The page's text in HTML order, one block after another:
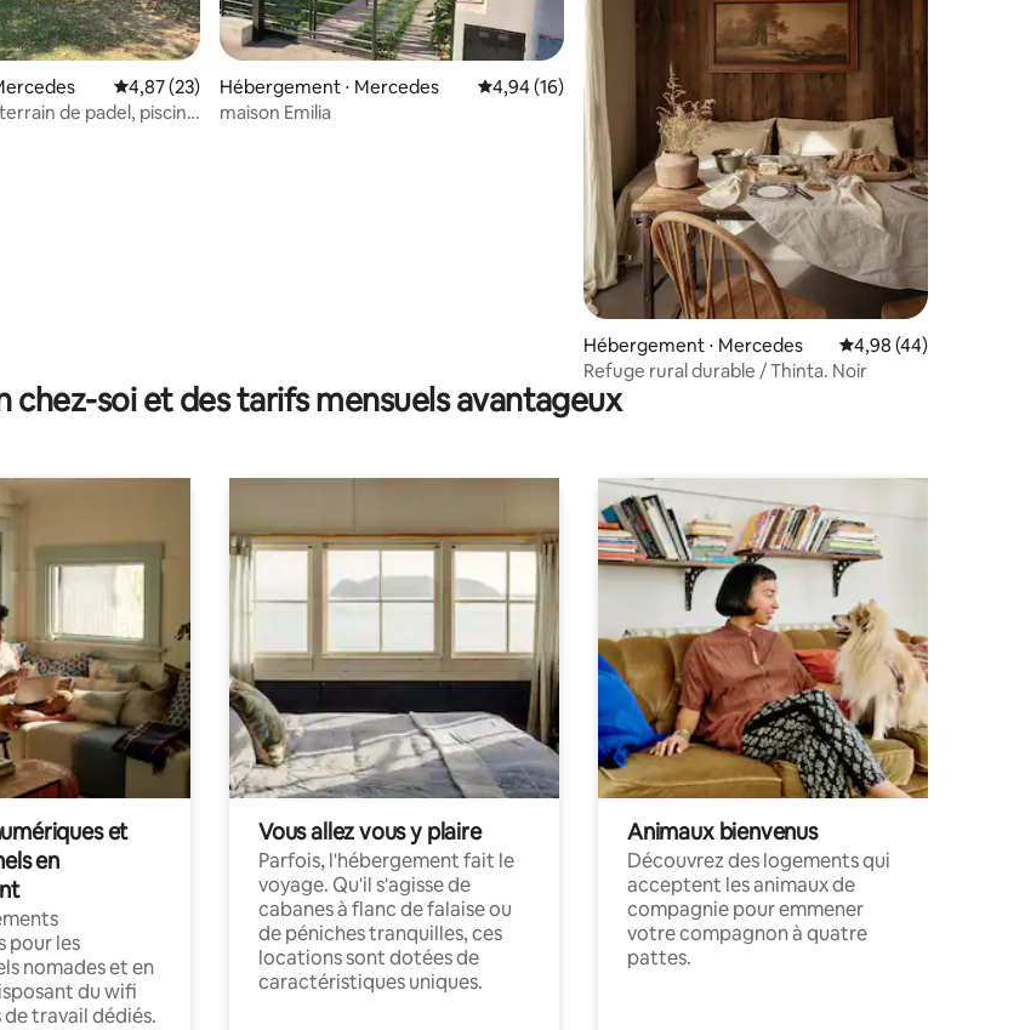
de 55 commentaires : 5 sur 5
Évaluation moyenne sur la base de 23 commentaires : 4,87 sur 5
4,87 (23)
de padel, piscine
Hébergement ⋅ Mercedes Évaluation moyenne sur la base de 16 commentaires : 4,94 sur 5
4,94 (16)
maison Emilia
Hébergement ⋅ Mercedes Évaluation moyenne
4,98 (44)
Refuge rural durable / Thinta. Noir
chez-soi et des tarifs mensuels avantageux
et
en
pour les
nomades et en
du wifi
travail dédiés.
Vous allez vous y plaire
Parfois, l'hébergement fait le
voyage. Qu'il s'agisse de
cabanes à flanc de falaise ou
de péniches tranquilles, ces
locations sont dotées de
caractéristiques uniques.
Animaux bienvenus
Découvrez des logements qui
acceptent les animaux de
compagnie pour emmener
votre compagnon à quatre
pattes.